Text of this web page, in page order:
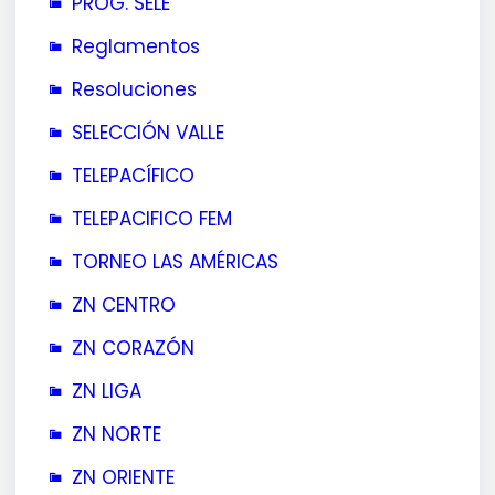
Reglamentos
Resoluciones
SELECCIÓN VALLE
TELEPACÍFICO
TELEPACIFICO FEM
TORNEO LAS AMÉRICAS
ZN CENTRO
ZN CORAZÓN
ZN LIGA
ZN NORTE
ZN ORIENTE